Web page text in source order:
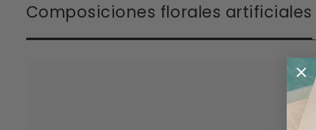
Composiciones florales artificiales